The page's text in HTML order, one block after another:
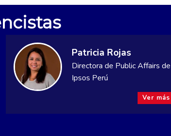
Patricia Rojas
Directora de Public Affairs de
Ipsos Perú
Ver más